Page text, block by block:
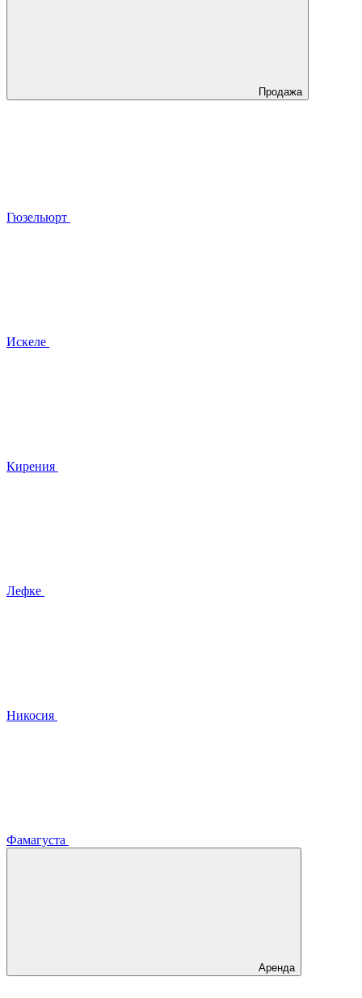
Продажа
Гюзельюрт
Искеле
Кирения
Лефке
Никосия
Фамагуста
Аренда